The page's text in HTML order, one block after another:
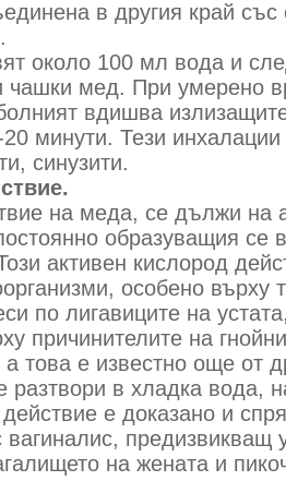
в другия край
около 100 мл вода и
чашки мед. При умерено
вдишва
минути. Тези инхалации
синузити.
на меда, се дължи на
образуващия се
активен кислород
особено върху
по лигавиците на
причинителите на
това е известно още от
разтвори в хладка вода,
е доказано и
вагиналис, предизвикващ
на жената и